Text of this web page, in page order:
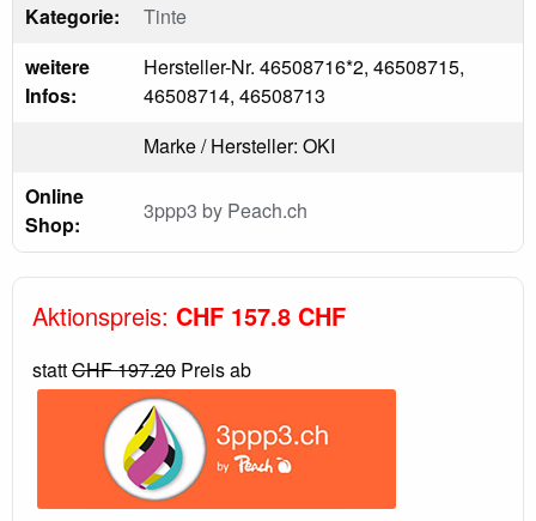
Kategorie:
Tinte
weitere
Infos:
Hersteller-Nr. 46508716*2, 46508715,
46508714, 46508713
Marke / Hersteller: OKI
Online
Shop:
3ppp3 by Peach.ch
Aktionspreis: CHF 157.8 CHF
stattCHF 197.20 Preis ab